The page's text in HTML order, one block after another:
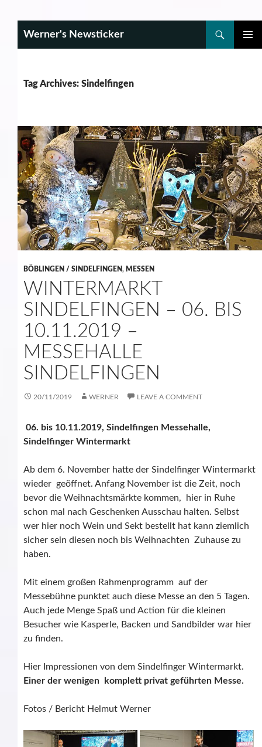
Werner's Newsticker
Tag Archives: Sindelfingen
BÖBLINGEN / SINDELFINGEN, MESSEN
WINTERMARKT
SINDELFINGEN – 06. BIS
10.11.2019 –
MESSEHALLE
SINDELFINGEN
20/11/2019 WERNER LEAVE A COMMENT
06. bis 10.11.2019, Sindelfingen Messehalle,
Sindelfinger Wintermarkt
Ab dem 6. November hatte der Sindelfinger Wintermarkt
wieder geöffnet. Anfang November ist die Zeit, noch
bevor die Weihnachtsmärkte kommen, hier in Ruhe
schon mal nach Geschenken Ausschau halten. Selbst
wer hier noch Wein und Sekt bestellt hat kann ziemlich
sicher sein diesen noch bis Weihnachten Zuhause zu
haben.
Mit einem großen Rahmenprogramm auf der
Messebühne punktet auch diese Messe an den 5 Tagen.
Auch jede Menge Spaß und Action für die kleinen
Besucher wie Kasperle, Backen und Sandbilder war hier
zu finden.
Hier Impressionen von dem Sindelfinger Wintermarkt.
Einer der wenigen komplett privat geführten Messe.
Fotos / Bericht Helmut Werner